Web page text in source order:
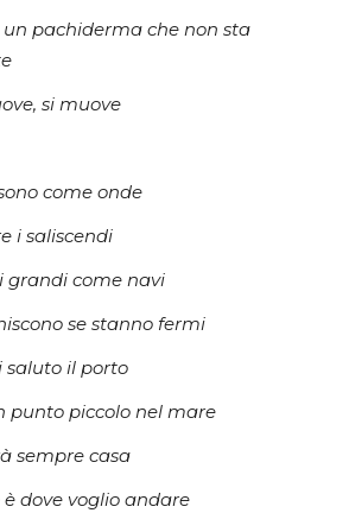
pachiderma che non sta
si muove
come onde
i saliscendi
grandi come navi
se stanno fermi
saluto il porto
punto piccolo nel mare
sempre casa
è dove voglio andare